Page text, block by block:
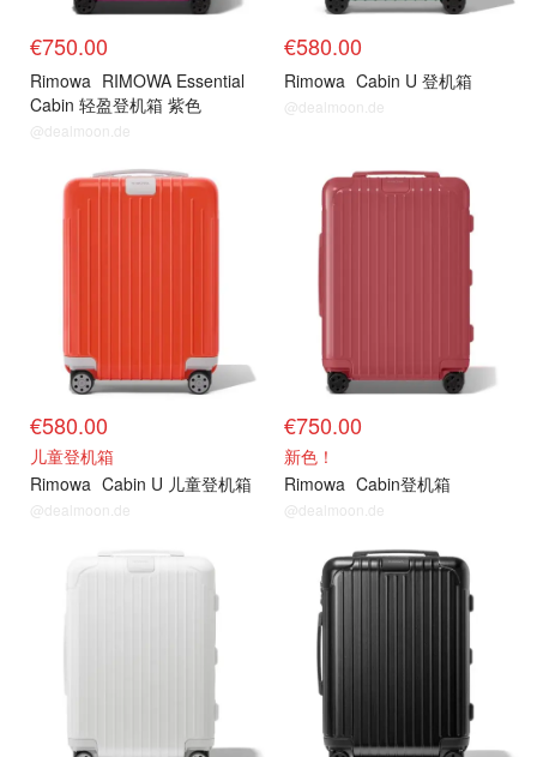
€750.00
Rimowa RIMOWA Essential
Cabin 轻盈登机箱 紫色
@dealmoon.de
€580.00
Rimowa Cabin U 登机箱
@dealmoon.de
€580.00
儿童登机箱
Rimowa Cabin U 儿童登机箱
@dealmoon.de
€750.00
新色！
Rimowa Cabin登机箱
@dealmoon.de